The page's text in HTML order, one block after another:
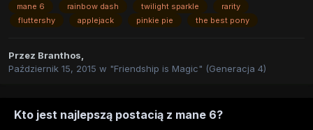
mane 6 rainbow dash twilight sparkle
rarity
fluttershy
applejack pinkie pie the best pony
Przez Branthos,
Październik 15, 2015 w "Friendship is Magic" (Generacja 4)
Kto jest najlepszą postacią z mane 6?